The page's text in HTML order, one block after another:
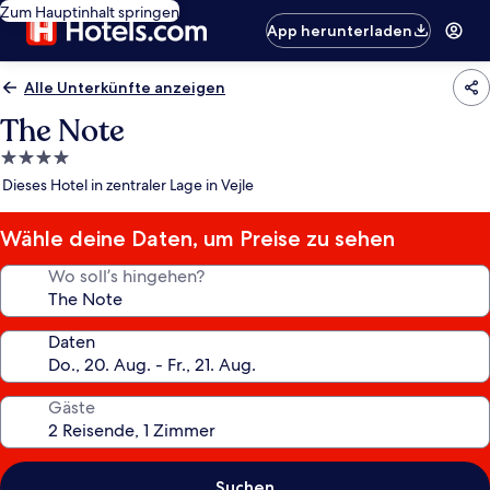
Zum Hauptinhalt springen
App herunterladen
Alle Unterkünfte anzeigen
The Note
4.0-
Sterne-
Dieses Hotel in zentraler Lage in Vejle
Wähle deine Daten, um Preise zu sehen
Wo soll’s hingehen?
Daten
Gäste